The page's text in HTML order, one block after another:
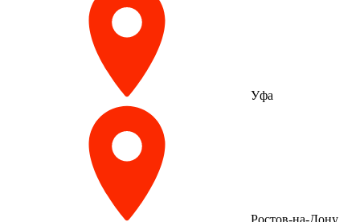
Уфа
Ростов-на-Дону